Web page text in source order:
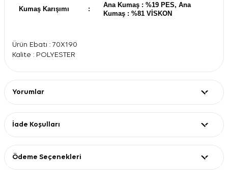
Kumaş Karışımı :
Ana Kumaş : %19 PES, Ana
Kumaş : %81 VİSKON
Ürün Ebatı : 70X190
Kalite : POLYESTER
Yorumlar
İade Koşulları
Ödeme Seçenekleri